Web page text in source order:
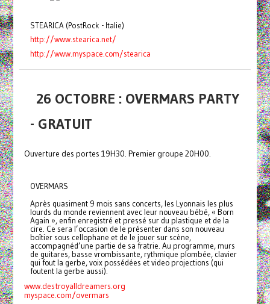
STEARICA (PostRock - Italie)
http://www.stearica.net/
http://www.myspace.com/stearica
26 OCTOBRE : OVERMARS PARTY
- GRATUIT
Ouverture des portes 19H30. Premier groupe 20H00.
OVERMARS
Après quasiment 9 mois sans concerts, les Lyonnais les plus
lourds du monde reviennent avec leur nouveau bébé, « Born
Again », enfin enregistré et pressé sur du plastique et de la
cire. Ce sera l’occasion de le présenter dans son nouveau
boîtier sous cellophane et de le jouer sur scène,
accompagnéd’une partie de sa fratrie. Au programme, murs
de guitares, basse vrombissante, rythmique plombée, clavier
qui fout la gerbe, voix possédées et video projections (qui
foutent la gerbe aussi).
www.destroyalldreamers.org
myspace.com/overmars